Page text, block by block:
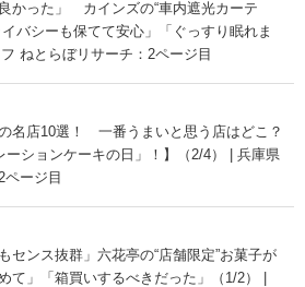
かった」 カインズの“車内遮光カーテ
バシーも保てて安心」「ぐっすり眠れま
ねとらぼリサーチ：2ページ目
名店10選！ 一番うまいと思う店はどこ？
ーションケーキの日」！】（2/4） | 兵庫県
ージ目
センス抜群」六花亭の“店舗限定”お菓子が
」「箱買いするべきだった」（1/2） |